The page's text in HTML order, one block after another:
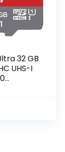
32 GB
UHS-I